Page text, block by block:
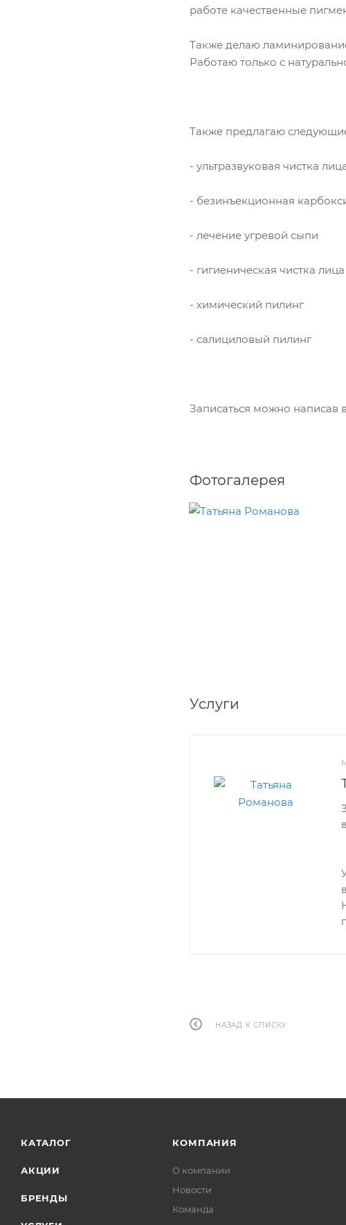
работе качественные
Также делаю
Работаю только с
Также предлагаю
- ультразвуковая чистка
- безинъекционная
- лечение угревой сыпи
- гигиеническая чистка лица
- химический пилинг
- салициловый пилинг
Записаться можно написав
Фотогалерея
Услуги
НАЗАД К СПИСКУ
КАТАЛОГ
АКЦИИ
БРЕНДЫ
КОМПАНИЯ
О компании
Новости
Команда